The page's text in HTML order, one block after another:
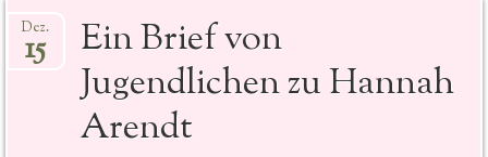
zum
Inhalt
Ein Brief von
Jugendlichen zu Hannah
Arendt
Dez.
15